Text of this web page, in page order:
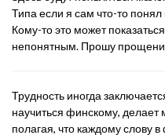
Типа если я сам что-то
Кому-то это может
непонятным. Прошу
Трудность иногда
научиться финскому, делает
полагая, что каждому слову